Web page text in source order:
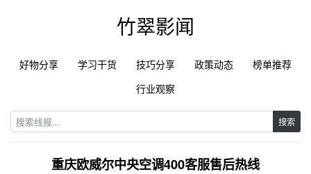
竹翠影闻
好物分享 学习干货 技巧分享 政策动态
榜单推荐
行业观察
搜索
重庆欧威尔中央空调400客服售后热线